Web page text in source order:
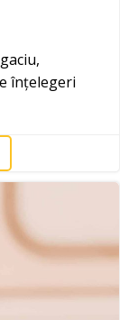
înțelegeri